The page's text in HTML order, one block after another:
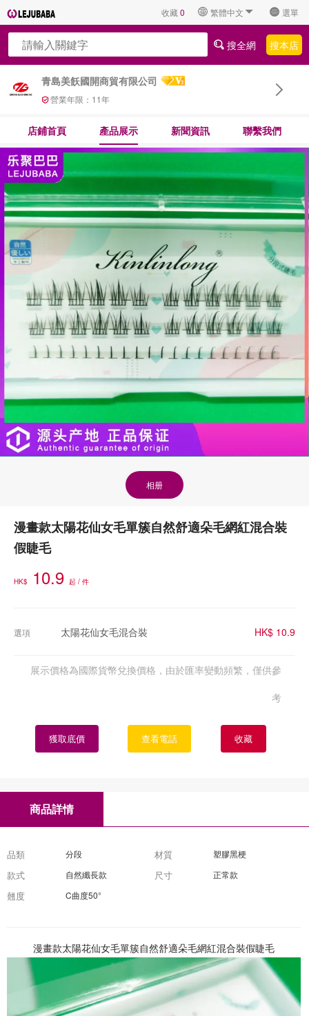
收藏0 繁體中文 選單
青島美飫國開商貿有限公司
營業年限： 11年
搜全網 搜本店
店鋪首頁 產品展示 新聞資訊 聯繫我們
相册
漫畫款太陽花仙女毛單簇自然舒適朵毛網紅混合裝
假睫毛
HK$ 10.9 起 / 件
選項 太陽花仙女毛混合裝 HK$ 10.9
展示價格為國際貨幣兌換價格，由於匯率變動頻繁，僅供參
考
獲取底價 查看電話 收藏
商品詳情
品類 分段 材質 塑膠黑梗
款式 自然纖長款 尺寸 正常款
翹度 C曲度50°
漫畫款太陽花仙女毛單簇自然舒適朵毛網紅混合裝假睫毛